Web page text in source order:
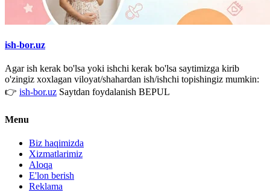
ish-bor.uz
Agar ish kerak bo'lsa yoki ishchi kerak bo'lsa saytimizga kirib
o'zingiz xoxlagan viloyat/shahardan ish/ishchi topishingiz mumkin:
👉 ish-bor.uz Saytdan foydalanish BEPUL
Menu
Biz haqimizda
Xizmatlarimiz
Aloqa
E'lon berish
Reklama